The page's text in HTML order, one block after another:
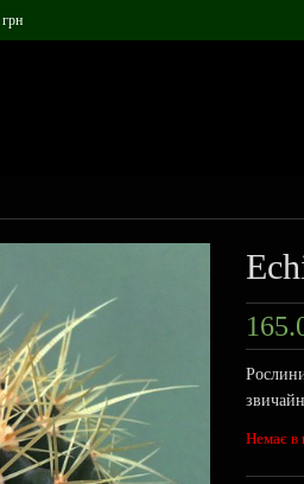
грн
Немає в